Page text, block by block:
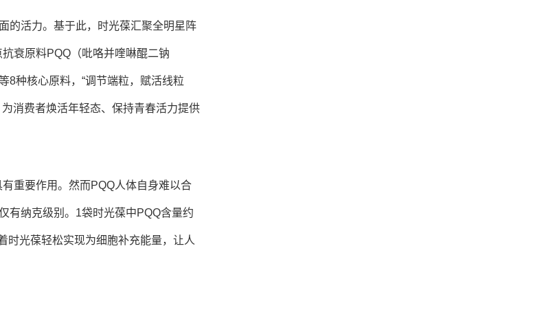
的活力。基于此，时光葆汇聚全明星阵
衰原料PQQ（吡咯并喹啉醌二钠
8种核心原料，“调节端粒，赋活线粒
消费者焕活年轻态、保持青春活力提供
重要作用。然而PQQ人体自身难以合
有纳克级别。1袋时光葆中PQQ含量约
时光葆轻松实现为细胞补充能量，让人